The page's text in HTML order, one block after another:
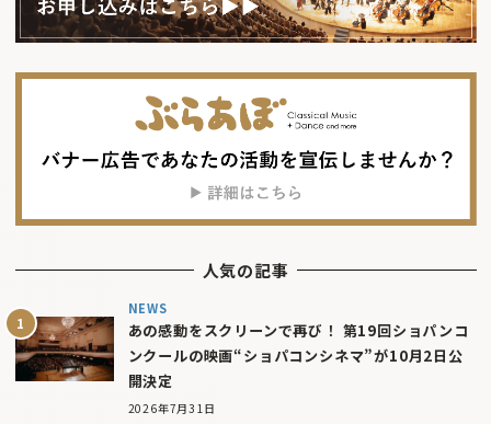
人気の記事
NEWS
あの感動をスクリーンで再び！ 第19回ショパンコ
ンクールの映画“ショパコンシネマ”が10月2日公
開決定
2026年7月31日